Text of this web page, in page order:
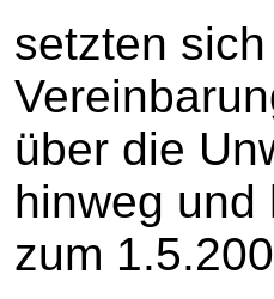
setzten
über die
hinweg und
zum